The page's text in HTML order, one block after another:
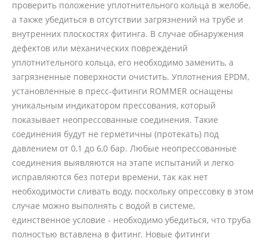
проверить положение уплотнительного кольца в желобе,
а также убедиться в отсутствии загрязнений на трубе и
внутренних плоскостях фитинга. В случае обнаружения
дефектов или механических повреждений
уплотнительного кольца, его необходимо заменить, а
загрязненные поверхности очистить. Уплотнения EPDM,
установленные в пресс-фитинги ROMMER оснащены
уникальным индикатором прессования, который
показывает неопрессованные соединения. Такие
соединения будут не герметичны (протекать) под
давлением от 0,1 до 6,0 бар. Любые неопрессованные
соединения выявляются на этапе испытаний и легко
исправляются без потери времени, так как нет
необходимости сливать воду, поскольку опрессовку в этом
случае можно выполнять с водой в системе,
единственное условие - необходимо убедиться, что труба
полностью вставлена в фитинг. Новые фитинги